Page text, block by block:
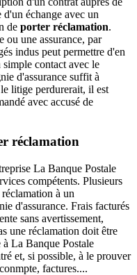
échange avec un
de porter réclamation.
ou une assurance, par
indus peut permettre d'en
contact avec le
d'assurance suffit à
litige perdurerait, il est
avec accusé de
réclamation
La Banque Postale
compétents. Plusieurs
à un
d'assurance. Frais facturés
sans avertissement,
une réclamation doit être
La Banque Postale
et, si possible, à le prouver
factures....